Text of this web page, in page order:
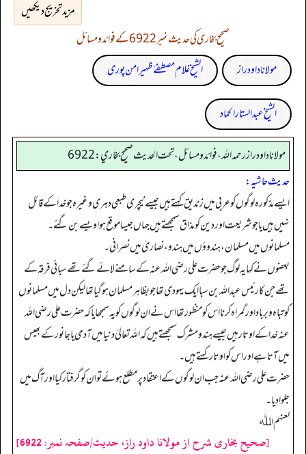
مزید تخریج دیکھیں
صحیح بخاری کی حدیث نمبر 6922 کے فوائد و مسائل
مولانا داود راز
الشیخ غلام مصطفےٰ ظہیر امن پوری
الشیخ عبدالستار الحماد
مولانا داود راز رحمه الله، فوائد و مسائل، تحت الحديث صحيح بخاري: 6922
حدیث حاشیہ:
ایسے مذکورہ لوگوں کو عربی میں زندیق کہتے ہیں جیسے نیچری طبعی دہری وغیرہ جو خدا کے قائل
نہیں ہیں یا جو شریعت اور دین کو مذاق سمجھتے ہیں جہاں جیسا موقع ہوا ویسے بن گئے۔
مسلمانوں میں مسلمان، ہندوؤں میں ہندو، نصاریٰ میں نصرانی۔
بعضوں نے کہا یہ لوگ جو حضرت علی رضی اللہ عنہ کے سامنے لائے گئے تھے سبائی فرقہ کے
تھے جن کا رئیس عبداللہ بن سبا ایک یہودی تھا جو بظاہر مسلمان ہو گیا تھا لیکن دل میں مسلمانوں
کو تباہ و برباد اور گمراہ کرنا اس کو منظور تھا اس نے ان لوگوں کو یہ سمجھایا کہ حضرت علی رضی اللہ
عنہ خدا کے اوتار ہیں جیسے ہندومشرک سمجھتے ہیں کہ اللہ تعالیٰ دنیا میں آدمی یا جانور کے بھیس
میں آتا ہے اور اس کو اوتار کہتے ہیں۔
حضرت علی رضی اللہ عنہ جب ان لوگوں کے اعتقاد پر مطلع ہوئے تو ان کو گرفتار کیا اور آگ میں
جلوا دیا۔
لعنهم اﷲ
[صحیح بخاری شرح از مولانا داود راز، حدیث/صفحہ نمبر: 6922]